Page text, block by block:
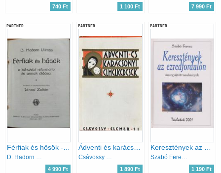
740 Ft 1 100 Ft 7 990 Ft
PARTNER
Férfiak és hősök - a schweizi reformatio és annak áldásai
D. Hadorn Vilmos
4 990 Ft
PARTNER
Ádventi és karácsonyi elmélkedések
Csávossy Elemér
1 890 Ft
PARTNER
Keresztények az ezredfordulón
Szabó Ferenc
1 190 Ft